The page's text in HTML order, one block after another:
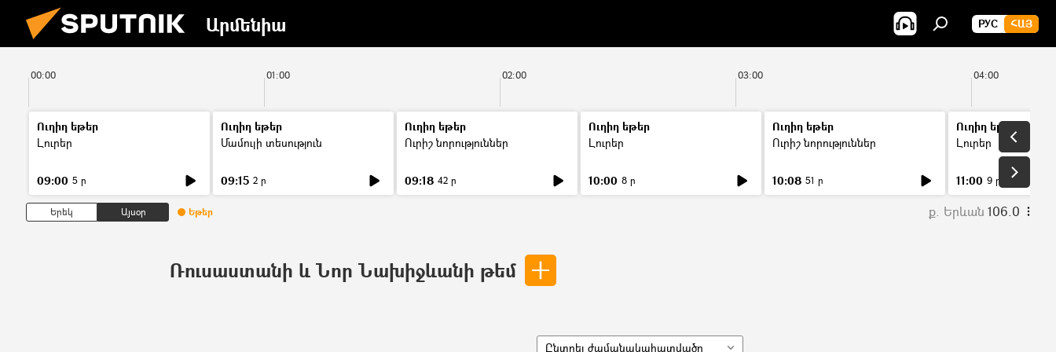
Արմենիա РУС ՀԱՅ
00:00 01:00 02:00 03:00 04:00
Ուղիղ եթեր
Լուրեր
09:00 5 ր
Ուղիղ եթեր
Մամուլի տեսություն
09:15 2 ր
Ուղիղ եթեր
Ուրիշ նորություններ
09:18 42 ր
Ուղիղ եթեր
Լուրեր
10:00 8 ր
Ուղիղ եթեր
Ուրիշ նորություններ
10:08 51 ր
Ուղիղ եթեր
Լուրեր
11:00 9 ր
Երեկ Այսօր Եթեր ք. Երևան 106.0
Ռուսաստանի և Նոր Նախիջևանի թեմ
Ընտրել ժամանակահատվածը